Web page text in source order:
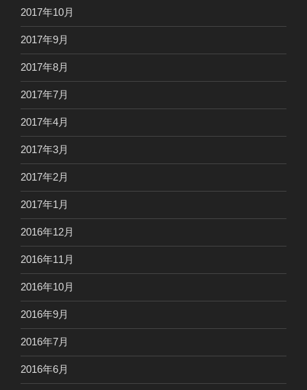
2017年10月
2017年9月
2017年8月
2017年7月
2017年4月
2017年3月
2017年2月
2017年1月
2016年12月
2016年11月
2016年10月
2016年9月
2016年7月
2016年6月